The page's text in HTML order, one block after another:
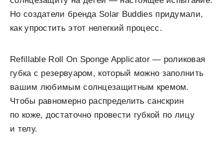
Но создатели бренда Solar Buddies придумали,
как упростить этот нелегкий процесс.
Refillable Roll On Sponge Applicator — роликовая
губка с резервуаром, который можно заполнить
вашим любимым солнцезащитным кремом.
Чтобы равномерно распределить санскрин
по коже, достаточно провести губкой по лицу
и телу.